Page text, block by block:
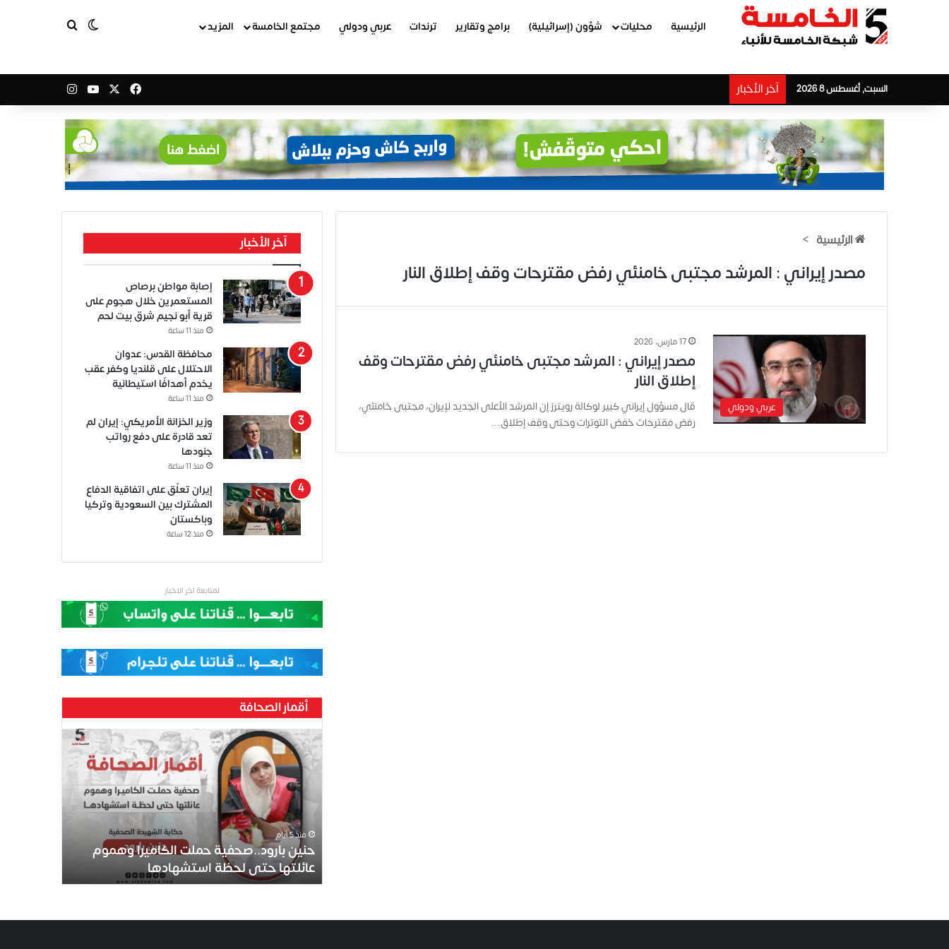
الرئيسية محليات شؤون (إسرائيلية) برامج وتقارير ترندات عربي ودولي مجتمع الخامسة المزيد الوضع المظلم
السبت, أغسطس 8 2026 آخر الأخبار فيسبوك ‫YouTube
الرئيسية >
مصدر إيراني : المرشد مجتبى خامنئي رفض مقترحات وقف إطلاق النار
عربي ودولي
17 مارس، 2026
مصدر إيراني : المرشد مجتبى خامنئي رفض مقترحات وقف
إطلاق النار
قال مسؤول إيراني كبير لوكالة رويترز إن المرشد الأعلى الجديد لإيران، مجتبى خامنئي،
رفض مقترحات خفض التوترات وحتى وقف إطلاق…
آخر الأخبار
إصابة مواطن برصاص
المستعمرين خلال هجوم على
قرية أبو نجيم شرق بيت لحم
منذ 11 ساعة
محافظة القدس: عدوان
الاحتلال على قلنديا وكفر عقب
يخدم أهدافًا استيطانية
منذ 11 ساعة
وزير الخزانة الأمريكي: إيران لم
تعد قادرة على دفع رواتب
جنودها
منذ 11 ساعة
إيران تعلّق على اتفاقية الدفاع
المشترك بين السعودية وتركيا
وباكستان
منذ 12 ساعة
لمتابعة اخر الاخبار
أقمار الصحافة
ح
ن
.
منذ 5 أيام
حنين بارود..صحفية حملت الكاميرا وهموم
عائلتها حتى لحظة استشهادها